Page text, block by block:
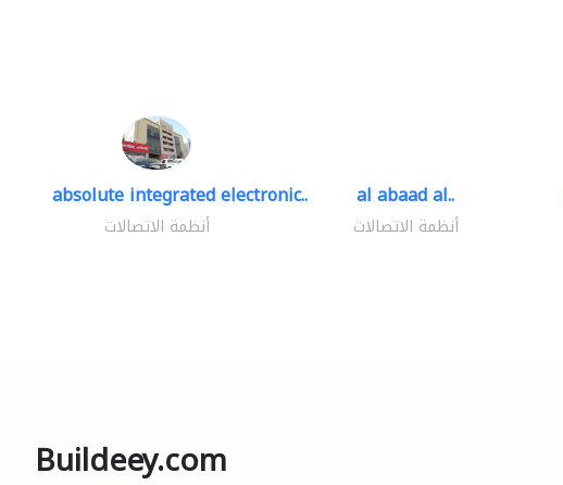
absolute integrated electronic..
أنظمة الاتصالات
al abaad al..
أنظمة الاتصالات
Buildeey.com